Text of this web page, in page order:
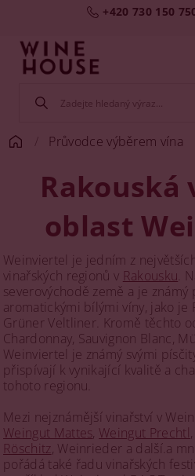
+420 730 150
Průvodce výběrem vína
Rakouská
oblast
Weinviertel je jedním z
vinařských regionů v Rakousku .
severovýchodě země a je známý
aromatickými bílými víny, jako je
Grüner Veltliner. Kromě těchto
Chardonnay, Sauvignon Blanc,
Weinviertel je známý svými
přispívají k vynikající kvalitě a
tohoto regionu.
Mezi nejznámější vinařství v
Weingut Mattes, Weingut Prechtl,
Röschitz, Weinrieder a další.a
pořádá také řadu vinařských